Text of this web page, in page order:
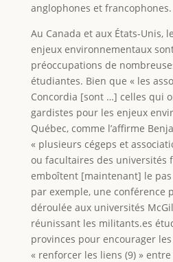
anglophones et francophones.
Au Canada et aux États-Unis,
enjeux environnementaux
préoccupations de
étudiantes. Bien que « les
Concordia [sont …] celles qui
gardistes pour les enjeux
Québec, comme l’affirme
« plusieurs cégeps et
ou facultaires des universités
emboîtent [maintenant] le pas
par exemple, une conférence
déroulée aux universités
réunissant les militants.es
provinces pour encourager
« renforcer les liens (9) »